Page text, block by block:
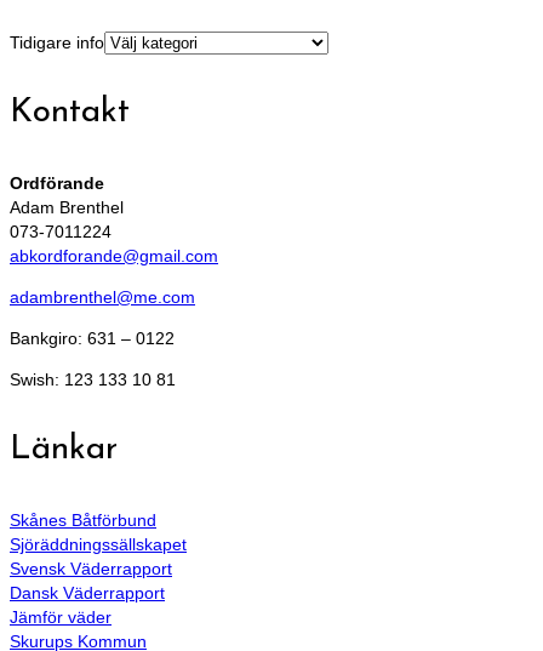
Tidigare info
Kontakt
Ordförande
Adam Brenthel
073-7011224
abkordforande@gmail.com
adambrenthel@me.com
Bankgiro: 631 – 0122
Swish: 123 133 10 81
Länkar
Skånes Båtförbund
Sjöräddningssällskapet
Svensk Väderrapport
Dansk Väderrapport
Jämför väder
Skurups Kommun